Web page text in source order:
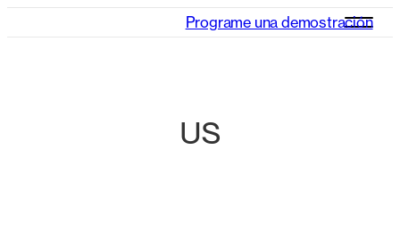
Programe una demostración
US